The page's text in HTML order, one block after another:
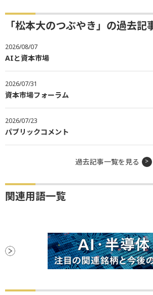
「松本大のつぶやき」の過去記
2026/08/07
AIと資本市場
2026/07/31
資本市場フォーラム
2026/07/23
パブリックコメント
過去記事一覧を見る
関連用語一覧